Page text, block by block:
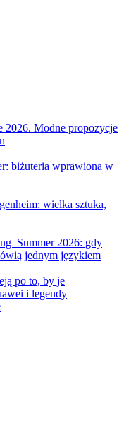
2026. Modne propozycje
biżuteria wprawiona w
wielka sztuka,
2026: gdy
jednym językiem
po to, by je
i legendy